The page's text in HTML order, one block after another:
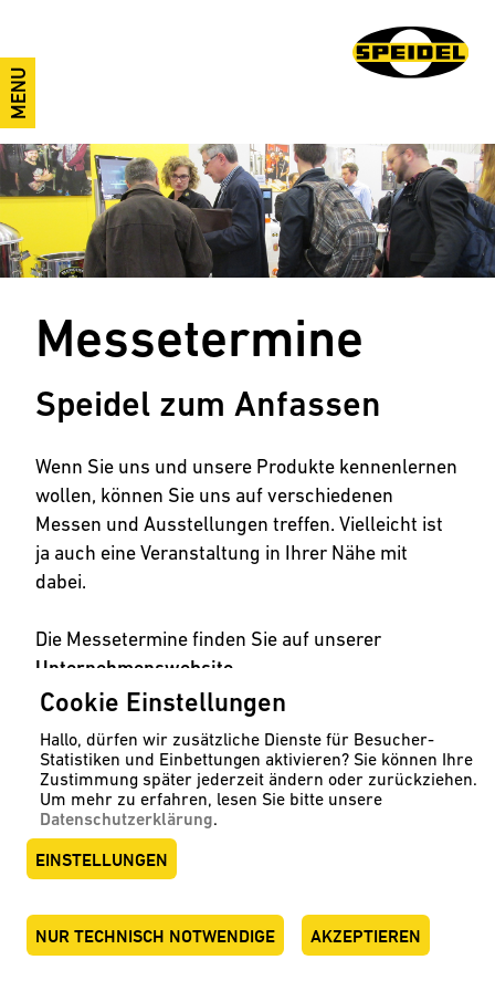
MENU
Messetermine
Speidel zum Anfassen
Wenn Sie uns und unsere Produkte kennenlernen
wollen, können Sie uns auf verschiedenen
Messen und Ausstellungen treffen. Vielleicht ist
ja auch eine Veranstaltung in Ihrer Nähe mit
dabei.
Die Messetermine finden Sie auf unserer
Unternehmenswebsite
Cookie Einstellungen
Hallo, dürfen wir zusätzliche Dienste für Besucher-
Statistiken und Einbettungen aktivieren? Sie können Ihre
Zustimmung später jederzeit ändern oder zurückziehen.
Um mehr zu erfahren, lesen Sie bitte unsere
Datenschutzerklärung.
EINSTELLUNGEN
NUR TECHNISCH NOTWENDIGE AKZEPTIEREN